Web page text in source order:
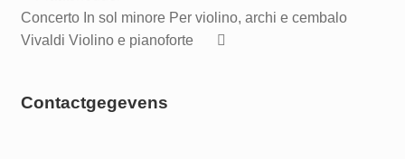
Concerto In sol minore Per violino, archi e cembalo
Vivaldi Violino e pianoforte
Contactgegevens